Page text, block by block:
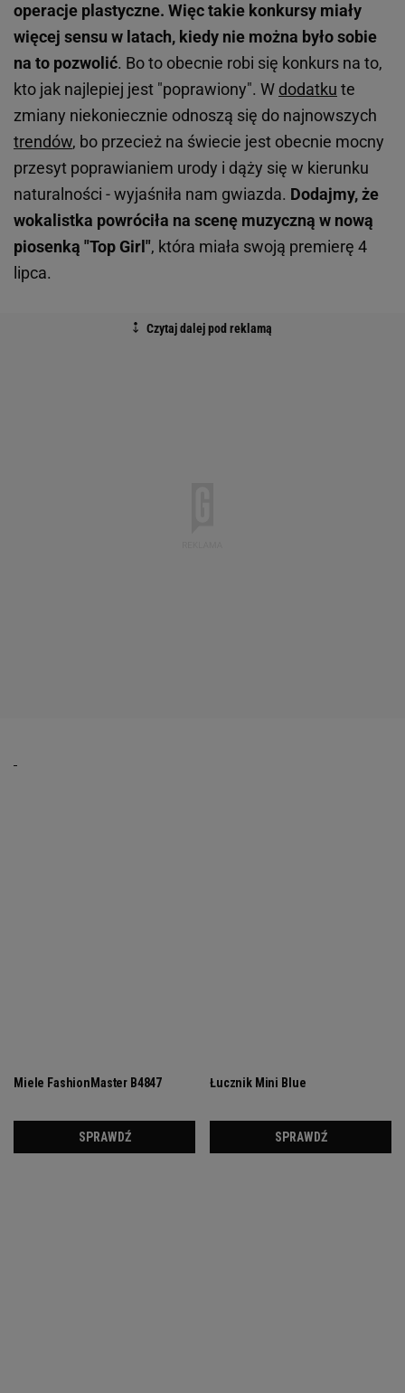
operacje plastyczne. Więc takie konkursy miały
więcej sensu w latach, kiedy nie można było sobie
na to pozwolić. Bo to obecnie robi się konkurs na to,
kto jak najlepiej jest "poprawiony". W dodatku te
zmiany niekoniecznie odnoszą się do najnowszych
trendów, bo przecież na świecie jest obecnie mocny
przesyt poprawianiem urody i dąży się w kierunku
naturalności - wyjaśniła nam gwiazda. Dodajmy, że
wokalistka powróciła na scenę muzyczną w nową
piosenką "Top Girl", która miała swoją premierę 4
lipca.